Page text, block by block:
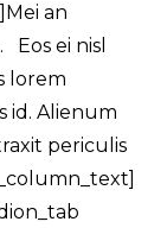
an
ei nisl
lorem
id. Alienum
periculis